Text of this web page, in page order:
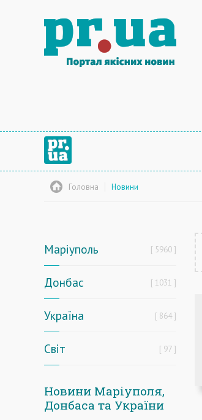
Головна Новини
Маріуполь 5960
Донбас 1031
Україна 864
Світ 97
Новини Маріуполя,
Донбаса та України